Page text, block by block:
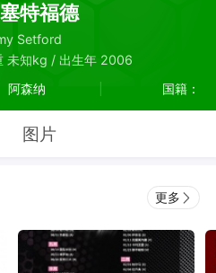
特福德
Setford
未知kg / 出生年 2006
阿森纳 国籍：
图片
更多